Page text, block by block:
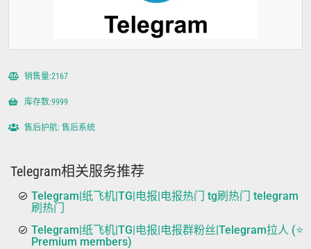
销售量:2167
库存数:9999
售后护航: 售后系统
Telegram相关服务推荐
Telegram|纸飞机|TG|电报|电报热门 tg刷热门 telegram
刷热门
Telegram|纸飞机|TG|电报|电报群粉丝|Telegram拉人 (⭐
Premium members)